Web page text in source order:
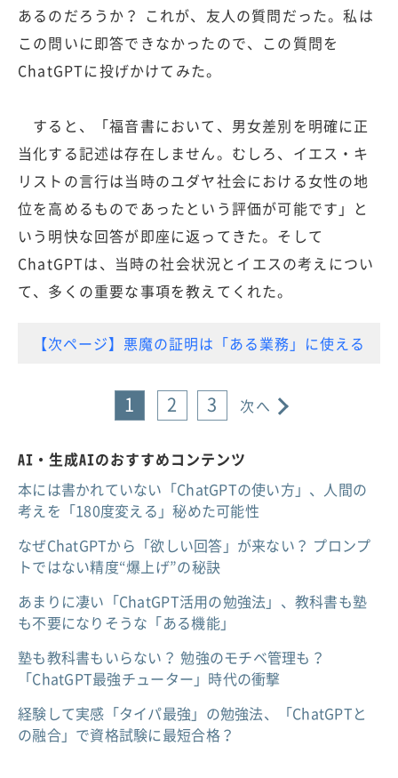
あるのだろうか？ これが、友人の質問だった。私は
この問いに即答できなかったので、この質問を
ChatGPTに投げかけてみた。
すると、「福音書において、男女差別を明確に正
当化する記述は存在しません。むしろ、イエス・キ
リストの言行は当時のユダヤ社会における女性の地
位を高めるものであったという評価が可能です」と
いう明快な回答が即座に返ってきた。そして
ChatGPTは、当時の社会状況とイエスの考えについ
て、多くの重要な事項を教えてくれた。
【次ページ】悪魔の証明は「ある業務」に使える
1 2 3 次へ
AI・生成AIのおすすめコンテンツ
本には書かれていない「ChatGPTの使い方」、人間の
考えを「180度変える」秘めた可能性
なぜChatGPTから「欲しい回答」が来ない？ プロンプ
トではない精度“爆上げ”の秘訣
あまりに凄い「ChatGPT活用の勉強法」、教科書も塾
も不要になりそうな「ある機能」
塾も教科書もいらない？ 勉強のモチベ管理も？
「ChatGPT最強チューター」時代の衝撃
経験して実感「タイパ最強」の勉強法、「ChatGPTと
の融合」で資格試験に最短合格？